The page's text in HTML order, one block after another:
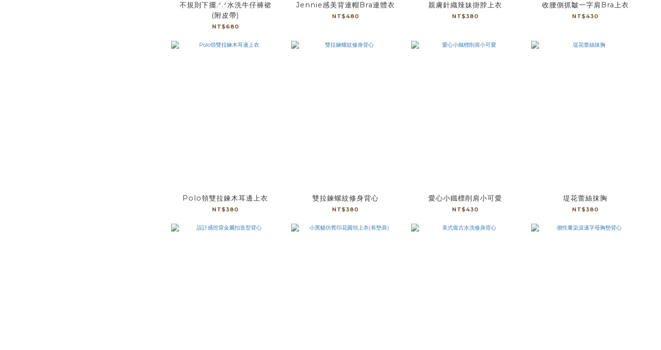
不規則下擺.ᐟ.ᐟ水洗牛仔褲裙
(附皮帶)
NT$680
Jennie感美背連帽Bra連體衣
NT$480
親膚針織辣妹掛脖上衣
NT$380
收腰側抓皺一字肩Bra上衣
NT$430
Polo領雙拉鍊木耳邊上衣
NT$380
雙拉鍊螺紋修身背心
NT$380
愛心小鐵標削肩小可愛
NT$430
堤花蕾絲抹胸
NT$380